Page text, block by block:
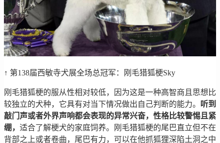
↑ 第138届西敏寺犬展全场总冠军：刚毛猎狐梗Sky
刚毛猎狐梗的服从性相对较低，因为这是一种高智商且思想比
较独立的犬种，它具有对当下情况做出自己判断的能力。
听到
敲门声或者外界声响都会表现的异常兴奋，性格比较警惕且紧
绷， 适合了解梗犬的家庭饲养。刚毛猎狐梗的尾巴直立但不在
背部之上或者卷曲，尾巴有力，可以在他抓狐狸深陷土洞之中